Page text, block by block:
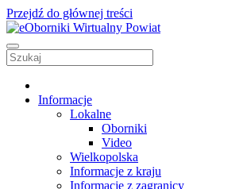
Przejdź do głównej treści
Informacje
Lokalne
Oborniki
Video
Wielkopolska
Informacje z kraju
Informacje z zagranicy